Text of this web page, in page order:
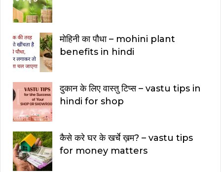
मोहिनी का पौधा – mohini plant
benefits in hindi
दुकान के लिए वास्तु टिप्स – vastu tips in
hindi for shop
कैसे करे घर के खर्चे ख़म? – vastu tips
for money matters